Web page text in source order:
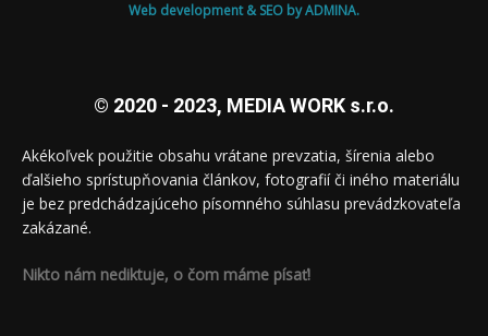
Web development & SEO by ADMINA.
© 2020 - 2023, MEDIA WORK s.r.o.
Akékoľvek použitie obsahu vrátane prevzatia, šírenia alebo
ďalšieho sprístupňovania článkov, fotografií či iného materiálu
je bez predchádzajúceho písomného súhlasu prevádzkovateľa
zakázané.
Nikto nám nediktuje, o čom máme písať!